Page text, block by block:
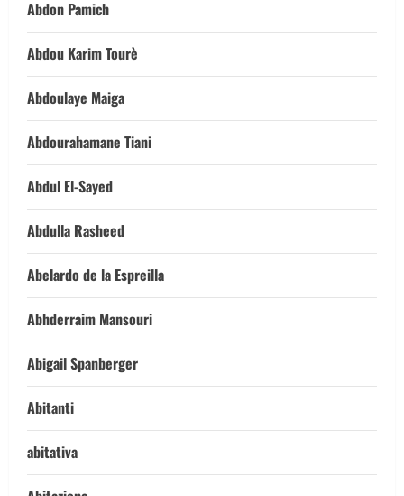
Abdon Pamich
Abdou Karim Tourè
Abdoulaye Maiga
Abdourahamane Tiani
Abdul El-Sayed
Abdulla Rasheed
Abelardo de la Espreilla
Abhderraim Mansouri
Abigail Spanberger
Abitanti
abitativa